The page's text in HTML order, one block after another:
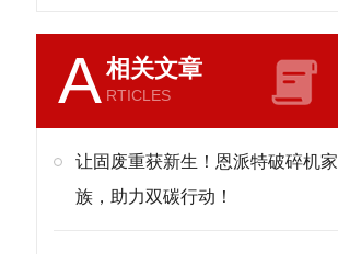
A相关文章
RTICLES
让固废重获新生！恩派特破碎机家
族，助力双碳行动！